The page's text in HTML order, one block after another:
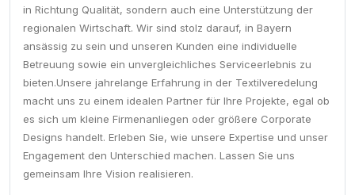
in Richtung Qualität, sondern auch eine Unterstützung der
regionalen Wirtschaft. Wir sind stolz darauf, in Bayern
ansässig zu sein und unseren Kunden eine individuelle
Betreuung sowie ein unvergleichliches Serviceerlebnis zu
bieten.Unsere jahrelange Erfahrung in der Textilveredelung
macht uns zu einem idealen Partner für Ihre Projekte, egal ob
es sich um kleine Firmenanliegen oder größere Corporate
Designs handelt. Erleben Sie, wie unsere Expertise und unser
Engagement den Unterschied machen. Lassen Sie uns
gemeinsam Ihre Vision realisieren.